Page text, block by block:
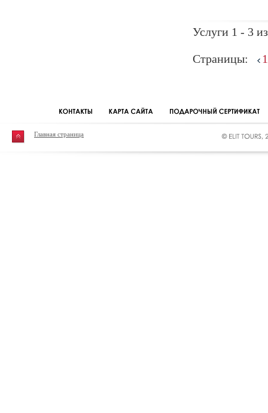
Услуги 1 - 3
Страницы: 1
Главная страница